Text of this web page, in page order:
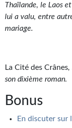
Le Bélial' sur
LE BLOG BIFROST
La Bibliothèque
FORUMS
Thaïlande, le Laos
lui a valu, entre
mariage.
La Cité des Crânes,
son dixième roman.
Bonus
En discuter sur